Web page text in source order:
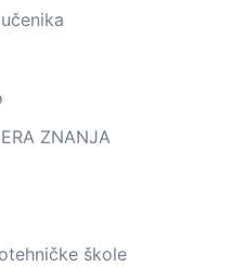
ZNANJA
škole